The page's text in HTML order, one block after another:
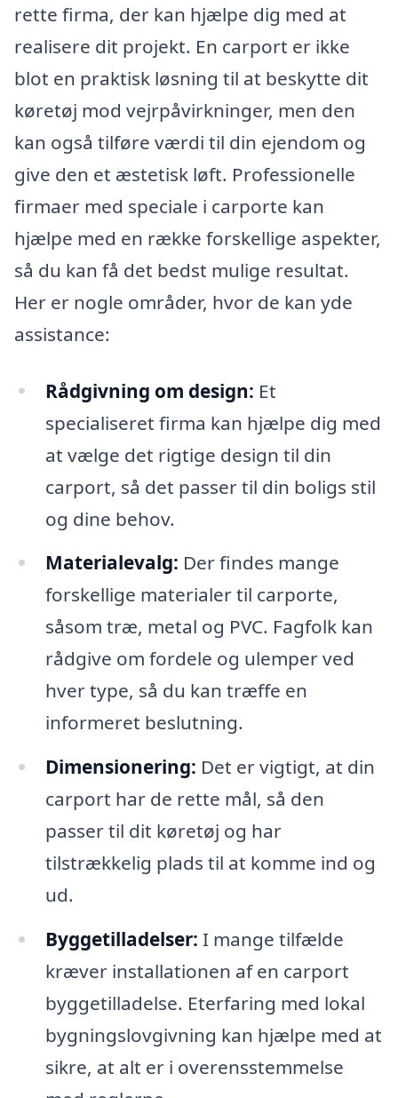
rette firma, der kan hjælpe dig med at
realisere dit projekt. En carport er ikke
blot en praktisk løsning til at beskytte dit
køretøj mod vejrpåvirkninger, men den
kan også tilføre værdi til din ejendom og
give den et æstetisk løft. Professionelle
firmaer med speciale i carporte kan
hjælpe med en række forskellige aspekter,
så du kan få det bedst mulige resultat.
Her er nogle områder, hvor de kan yde
assistance:
Rådgivning om design: Et
specialiseret firma kan hjælpe dig med
at vælge det rigtige design til din
carport, så det passer til din boligs stil
og dine behov.
Materialevalg: Der findes mange
forskellige materialer til carporte,
såsom træ, metal og PVC. Fagfolk kan
rådgive om fordele og ulemper ved
hver type, så du kan træffe en
informeret beslutning.
Dimensionering: Det er vigtigt, at din
carport har de rette mål, så den
passer til dit køretøj og har
tilstrækkelig plads til at komme ind og
ud.
Byggetilladelser: I mange tilfælde
kræver installationen af en carport
byggetilladelse. Eterfaring med lokal
bygningslovgivning kan hjælpe med at
sikre, at alt er i overensstemmelse